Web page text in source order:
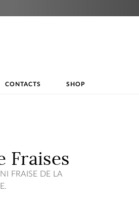
CONTACTS SHOP
Fraises
FRAISE DE LA